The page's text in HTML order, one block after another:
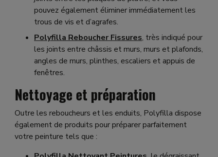
pouvez également éliminer immédiatement les
trous de vis et d’agrafes.
Polyfilla Reboucher Fissures, très indiqué pour
les joints entre châssis et murs, murs et plafonds,
angles de murs, plinthes, escaliers et appuis de
fenêtres.
Nettoyage et préparation
Outre les reboucheurs et les enduits, Polyfilla dispose
également de produits pour préparer parfaitement
votre peinture tels que :